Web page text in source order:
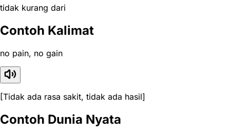
tidak kurang dari
Contoh Kalimat
no pain, no gain
[Tidak ada rasa sakit, tidak ada hasil]
Contoh Dunia Nyata